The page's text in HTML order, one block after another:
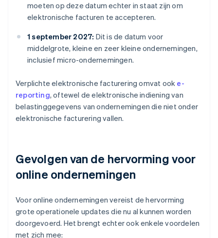
moeten op deze datum echter in staat zijn om
elektronische facturen te accepteren.
1 september 2027: Dit is de datum voor
middelgrote, kleine en zeer kleine ondernemingen,
inclusief micro-ondernemingen.
Verplichte elektronische facturering omvat ook e-
reporting, oftewel de elektronische indiening van
belastinggegevens van ondernemingen die niet onder
elektronische facturering vallen.
Gevolgen van de hervorming voor
online ondernemingen
Voor online ondernemingen vereist de hervorming
grote operationele updates die nu al kunnen worden
doorgevoerd. Het brengt echter ook enkele voordelen
met zich mee: